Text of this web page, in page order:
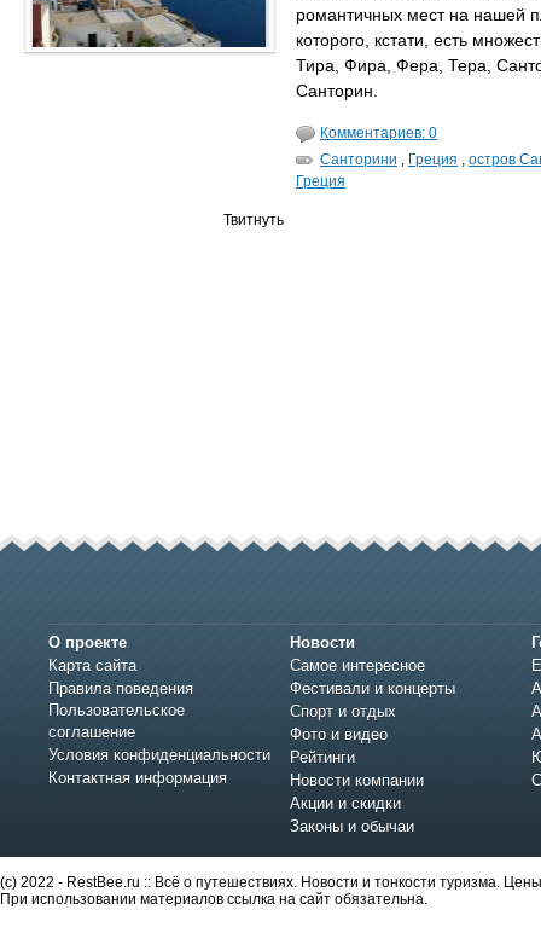
романтичных мест на нашей
которого, кстати, есть
Тира, Фира, Фера, Тера,
Санторин.
Комментариев: 0
Санторини , Греция , остров
Греция
Твитнуть
О проекте
Карта сайта
Правила поведения
Пользовательское
соглашение
Условия конфиденциальности
Контактная информация
Новости
Самое интересное
Фестивали и концерты
Спорт и отдых
Фото и видео
Рейтинги
Новости компании
Акции и скидки
Законы и обычаи
(c) 2022 - RestBee.ru :: Всё о путешествиях. Новости и тонкости туризма.
При использовании материалов ссылка на сайт обязательна.